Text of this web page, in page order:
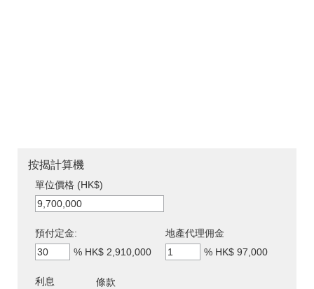
按揭計算機
單位價格 (HK$)
預付定金:
% HK$ 2,910,000
地產代理佣金
% HK$ 97,000
利息
條款